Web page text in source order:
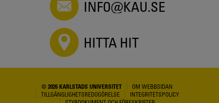
INFO@KAU.SE
HITTA HIT
© 2026 KARLSTADS UNIVERSITET
OM WEBBSIDAN
TILLGÄNGLIGHETSREDOGÖRELSE
INTEGRITETSPOLICY